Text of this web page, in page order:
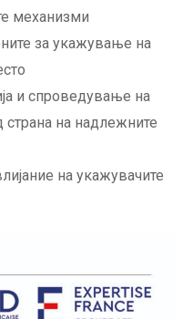
механизми
за укажување на
и спроведување на
на надлежните
на укажувачите